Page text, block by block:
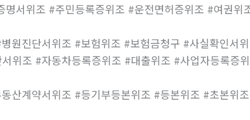
명서위조 #주민등록증위조 #운전면허증위조 #여권위
원진단서위조 #보험위조 #보험금청구 #사실확인서
위조 #자동차등록증위조 #대출위조 #사업자등록증
산계약서위조 #등기부등본위조 #등본위조 #초본위